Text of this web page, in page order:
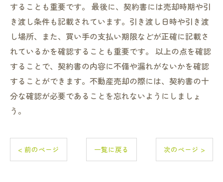
することも重要です。 最後に、契約書には売却時期や引
き渡し条件も記載されています。引き渡し日時や引き渡
し場所、また、買い手の支払い期限などが正確に記載さ
れているかを確認することも重要です。 以上の点を確認
することで、契約書の内容に不備や漏れがないかを確認
することができます。不動産売却の際には、契約書の十
分な確認が必要であることを忘れないようにしましょ
う。
< 前のページ 一覧に戻る 次のページ >